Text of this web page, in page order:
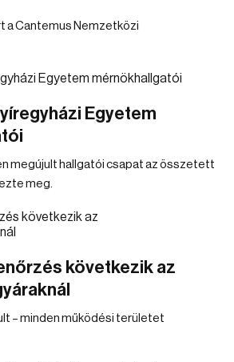
a Cantemus Nemzetközi
Egyetem
megújult hallgatói csapat az összetett
meg.
következik az
– minden működési területet